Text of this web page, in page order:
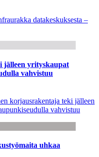
datakeskuksesta –
jälleen yrityskaupat
vahvistuu
korjausrakentaja teki jälleen
vahvistuu
uhkaa